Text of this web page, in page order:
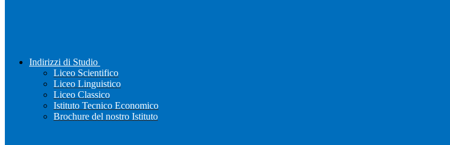
Indirizzi di Studio
Liceo Scientifico
Liceo Linguistico
Liceo Classico
Istituto Tecnico Economico
Brochure del nostro Istituto